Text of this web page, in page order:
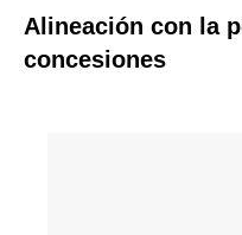
Alineación con la
concesiones